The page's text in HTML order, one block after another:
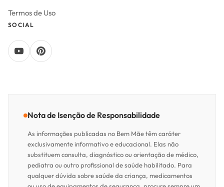
Termos de Uso
SOCIAL
Nota de Isenção de Responsabilidade
As informações publicadas no Bem Mãe têm caráter
exclusivamente informativo e educacional. Elas não
substituem consulta, diagnóstico ou orientação de médico,
pediatra ou outro profissional de saúde habilitado. Para
qualquer dúvida sobre saúde da criança, medicamentos